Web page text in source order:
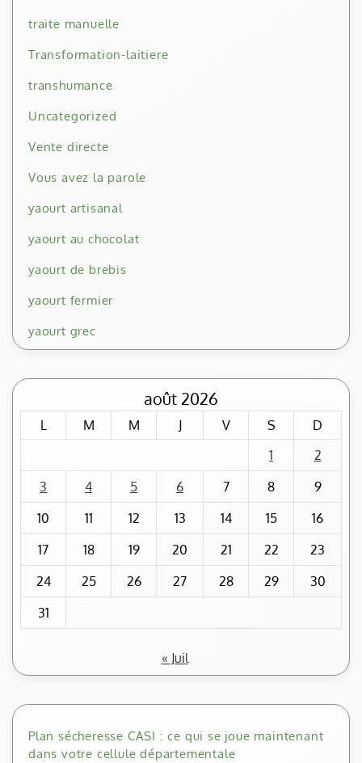
traite manuelle
Transformation-laitiere
transhumance
Uncategorized
Vente directe
Vous avez la parole
yaourt artisanal
yaourt au chocolat
yaourt de brebis
yaourt fermier
yaourt grec
août 2026
L M M J V S
D
1
2
3
4 5 6 7 8
9
10
11 12 13 14 15
16
17
18 19 20 21 22
23
24
25 26 27 28 29
30
31
« Juil
Plan sécheresse CASI : ce qui se joue maintenant
dans votre cellule départementale